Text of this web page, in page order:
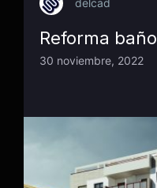
Reforma baño
30 noviembre, 2022